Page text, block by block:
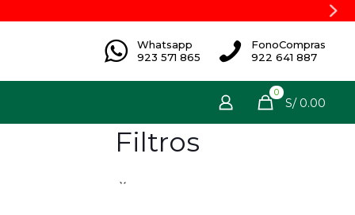
Whatsapp
923 571 865
FonoCompras
922 641 887
0
S/ 0.00
Filtros